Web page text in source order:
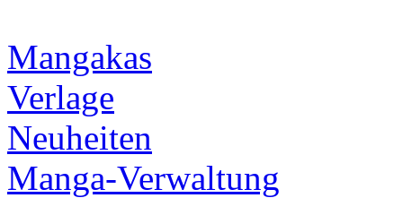
Mangakas
Verlage
Neuheiten
Manga-Verwaltung